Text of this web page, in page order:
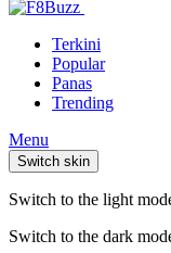
Terkini
Popular
Panas
Trending
Menu
Switch skin
Switch to the light
Switch to the dark